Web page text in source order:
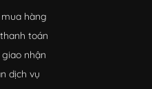
hàng
toán
nhận
dịch vụ